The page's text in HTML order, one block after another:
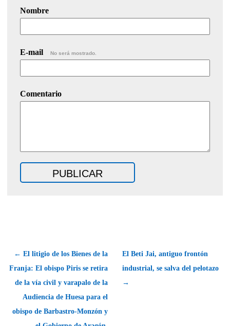
Nombre
E-mail No será mostrado.
Comentario
← El litigio de los Bienes de la
Franja: El obispo Piris se retira
de la vía civil y varapalo de la
Audiencia de Huesa para el
obispo de Barbastro-Monzón y
El Beti Jai, antiguo frontón
industrial, se salva del pelotazo
→